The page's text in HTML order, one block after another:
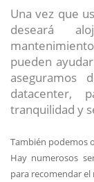
Una vez que
deseará
pueden
datacenter,
tranquilidad y
También podemos
Hay numerosos
para recomendar